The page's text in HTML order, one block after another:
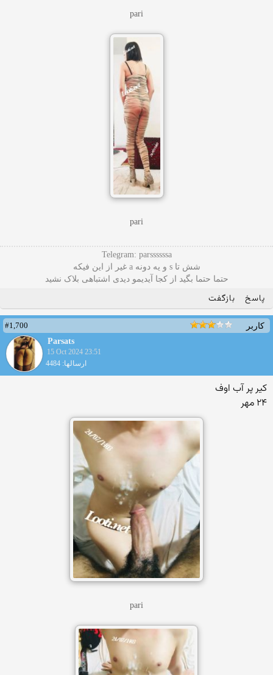
pari
pari
Telegram: parssssssa
شش تا s و یه دونه a غیر از این فیکه
حتما حتما بگید از کجا آیدیمو دیدی اشتباهی بلاک نشید
پاسخ بازگفت
کاربر
#1,700
Parsats
15 Oct 2024 23:51
ارسالها: 4484
کیر پر آب اوف
۲۴ مهر
pari